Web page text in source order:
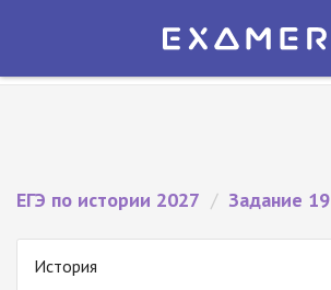
Экзамер — ЕГЭ 2027
ЕГЭ по истории 2027 / Задание 19
История